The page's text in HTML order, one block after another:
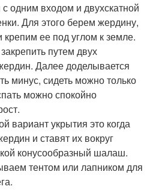
одним входом и двухскатной
Для этого берем жердину,
крепим ее под углом к земле.
путем двух
Далее доделывается
минус, сидеть можно только
можно спокойно
вариант укрытия это когда
и ставят их вокруг
конусообразный шалаш.
тентом или лапником для